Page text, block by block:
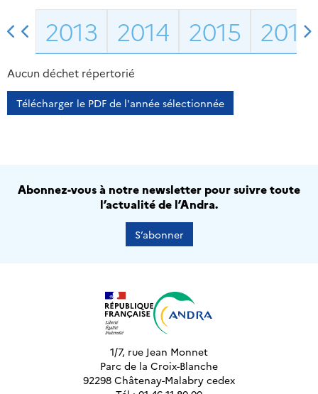
2013 2014 2015 2016
Aucun déchet répertorié
Télécharger le PDF de l'année sélectionnée
Abonnez-vous à notre newsletter pour suivre toute
l’actualité de l’Andra.
S’abonner
1/7, rue Jean Monnet
Parc de la Croix-Blanche
92298 Châtenay-Malabry cedex